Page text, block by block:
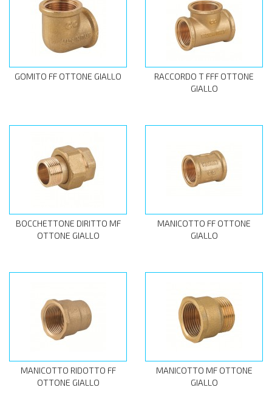
GOMITO FF OTTONE GIALLO
RACCORDO T FFF OTTONE
GIALLO
BOCCHETTONE DIRITTO MF
OTTONE GIALLO
MANICOTTO FF OTTONE
GIALLO
MANICOTTO RIDOTTO FF
OTTONE GIALLO
MANICOTTO MF OTTONE
GIALLO